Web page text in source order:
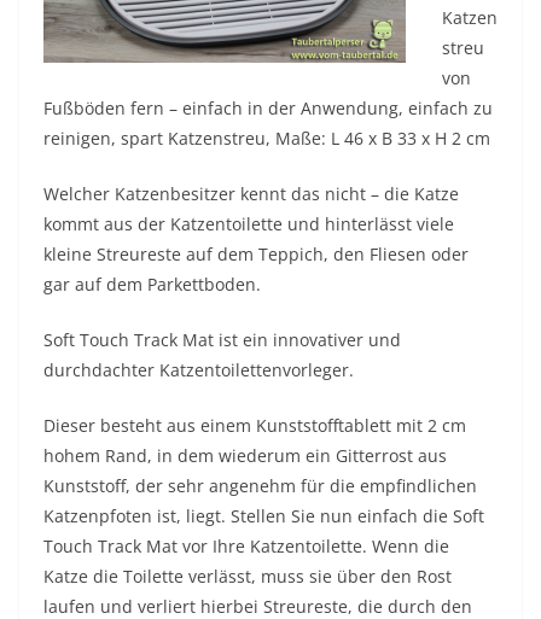
Katzen
streu
von
Fußböden fern – einfach in der Anwendung, einfach zu
reinigen, spart Katzenstreu, Maße: L 46 x B 33 x H 2 cm
Welcher Katzenbesitzer kennt das nicht – die Katze
kommt aus der Katzentoilette und hinterlässt viele
kleine Streureste auf dem Teppich, den Fliesen oder
gar auf dem Parkettboden.
Soft Touch Track Mat ist ein innovativer und
durchdachter Katzentoilettenvorleger.
Dieser besteht aus einem Kunststofftablett mit 2 cm
hohem Rand, in dem wiederum ein Gitterrost aus
Kunststoff, der sehr angenehm für die empfindlichen
Katzenpfoten ist, liegt. Stellen Sie nun einfach die Soft
Touch Track Mat vor Ihre Katzentoilette. Wenn die
Katze die Toilette verlässt, muss sie über den Rost
laufen und verliert hierbei Streureste, die durch den